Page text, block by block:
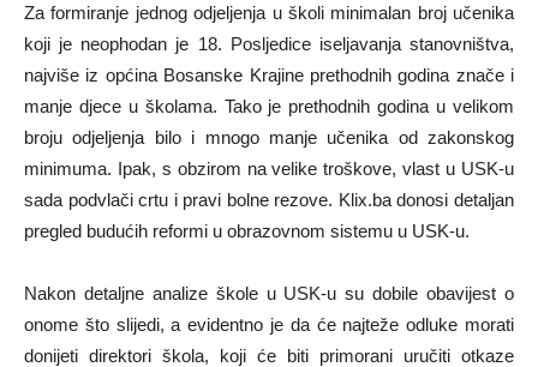
Za formiranje jednog odjeljenja u školi minimalan broj učenika
koji je neophodan je 18. Posljedice iseljavanja stanovništva,
najviše iz općina Bosanske Krajine prethodnih godina znače i
manje djece u školama. Tako je prethodnih godina u velikom
broju odjeljenja bilo i mnogo manje učenika od zakonskog
minimuma. Ipak, s obzirom na velike troškove, vlast u USK-u
sada podvlači crtu i pravi bolne rezove. Klix.ba donosi detaljan
pregled budućih reformi u obrazovnom sistemu u USK-u.
Nakon detaljne analize škole u USK-u su dobile obavijest o
onome što slijedi, a evidentno je da će najteže odluke morati
donijeti direktori škola, koji će biti primorani uručiti otkaze